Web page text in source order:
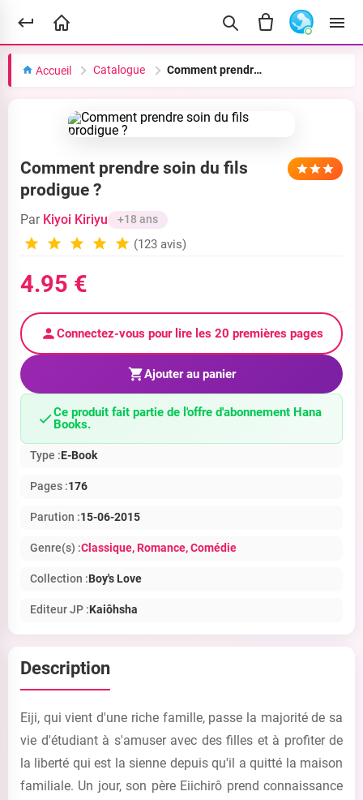
Accueil Catalogue Comment prendre soin du fils prodigue ?
Comment prendre soin du fils
prodigue ?
Par Kiyoi Kiriyu +18 ans
(123 avis)
4.95 €
Connectez-vous pour lire les 20 premières pages
Ajouter au panier
Ce produit fait partie de l'offre d'abonnement Hana
Books.
Type :E-Book
Pages :176
Parution :15-06-2015
Genre(s) :Classique, Romance, Comédie
Collection :Boy's Love
Editeur JP :Kaiôhsha
Description
Eiji, qui vient d'une riche famille, passe la majorité de sa
vie d'étudiant à s'amuser avec des filles et à profiter de
la liberté qui est la sienne depuis qu'il a quitté la maison
familiale. Un jour, son père Eiichirô prend connaissance